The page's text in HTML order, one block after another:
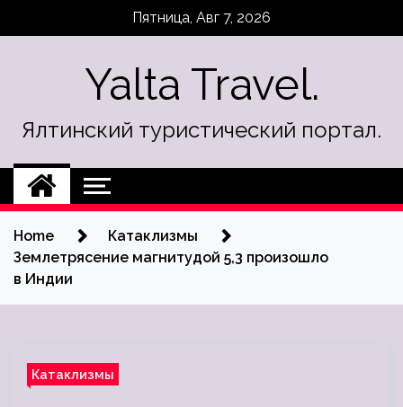
Пятница, Авг 7, 2026
Yalta Travel.
Ялтинский туристический портал.
Home
Катаклизмы
Землетрясение магнитудой 5,3 произошло
в Индии
Катаклизмы